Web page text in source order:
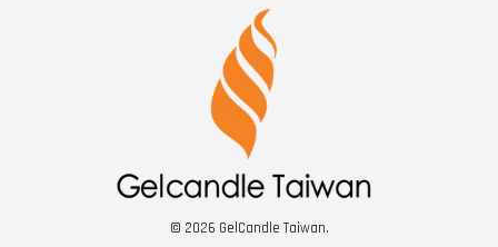
© 2026 GelCandle Taiwan.